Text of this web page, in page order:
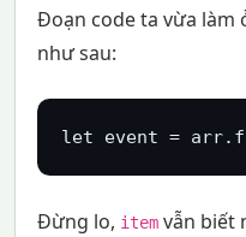
Đoạn code ta vừa làm
như sau:
let event =
Đừng lo, itemvẫn biết